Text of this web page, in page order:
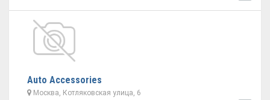
Auto Accessories
Москва, Котляковская улица, 6